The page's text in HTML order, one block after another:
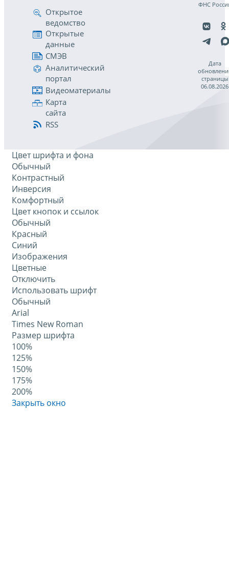
Открытое
ведомство
Открытые
данные
СМЭВ
Аналитический
портал
Видеоматериалы
Карта
сайта
RSS
ФНС
Дата
страницы
06.08.2026
Цвет шрифта и фона
Обычный
Контрастный
Инверсия
Комфортный
Цвет кнопок и ссылок
Обычный
Красный
Синий
Изображения
Цветные
Отключить
Использовать шрифт
Обычный
Arial
Times New Roman
Размер шрифта
100%
125%
150%
175%
200%
Закрыть окно